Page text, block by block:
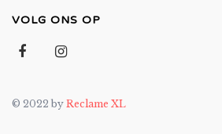
VOLG ONS OP
© 2022 by Reclame XL